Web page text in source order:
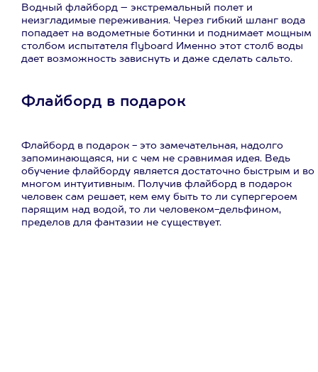
Водный флайборд – экстремальный полет и
неизгладимые переживания. Через гибкий шланг вода
попадает на водометные ботинки и поднимает мощным
столбом испытателя flyboard Именно этот столб воды
дает возможность зависнуть и даже сделать сальто.
Флайборд в подарок
Флайборд в подарок - это замечательная, надолго
запоминающаяся, ни с чем не сравнимая идея. Ведь
обучение флайборду является достаточно быстрым и во
многом интуитивным. Получив флайборд в подарок
человек сам решает, кем ему быть то ли супергероем
парящим над водой, то ли человеком-дельфином,
пределов для фантазии не существует.